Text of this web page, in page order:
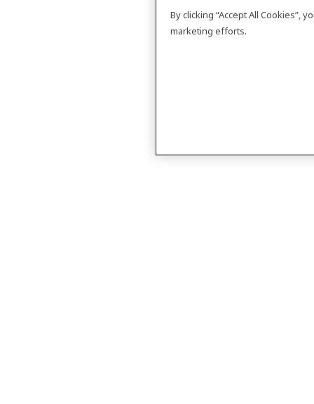
By clicking “Accept All Cookies”,
marketing efforts.